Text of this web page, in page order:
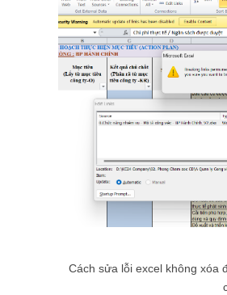
Cách sửa lỗi excel không xóa